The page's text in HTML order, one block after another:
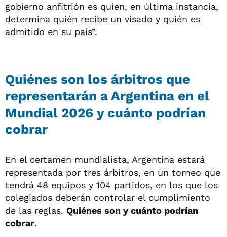
gobierno anfitrión es quien, en última instancia,
determina quién recibe un visado y quién es
admitido en su país”.
Quiénes son los árbitros que
representarán a Argentina en el
Mundial 2026 y cuánto podrían
cobrar
En el certamen mundialista, Argentina estará
representada por tres árbitros, en un torneo que
tendrá 48 equipos y 104 partidos, en los que los
colegiados deberán controlar el cumplimiento
de las reglas. Quiénes son y cuánto podrían
cobrar.